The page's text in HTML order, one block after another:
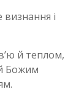
і
й теплом,
Божим